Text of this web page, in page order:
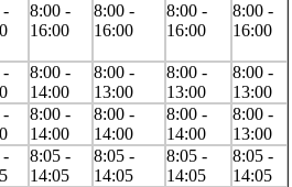
-
8:00 -
16:00
8:00 -
16:00
8:00 -
16:00
8:00 -
16:00
-
8:00 -
14:00
8:00 -
13:00
8:00 -
13:00
8:00 -
13:00
-
8:00 -
14:00
8:00 -
14:00
8:00 -
14:00
8:00 -
13:00
-
8:05 -
14:05
8:05 -
14:05
8:05 -
14:05
8:05 -
14:05